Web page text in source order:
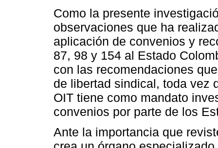
Como la presente
observaciones que ha
aplicación de convenios y
87, 98 y 154 al Estado
con las recomendaciones
de libertad sindical, toda vez
OIT tiene como mandato
convenios por parte de los
Ante la importancia que